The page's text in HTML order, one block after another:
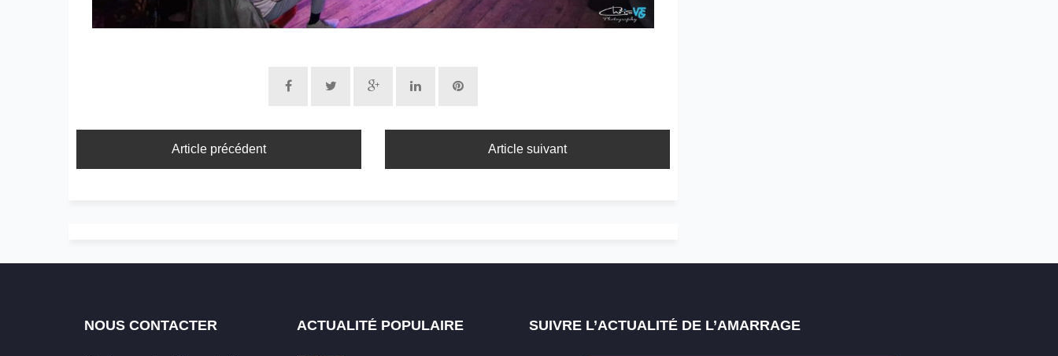
Article précédent Article suivant
NOUS CONTACTER ACTUALITÉ POPULAIRE SUIVRE L’ACTUALITÉ DE L’AMARRAGE